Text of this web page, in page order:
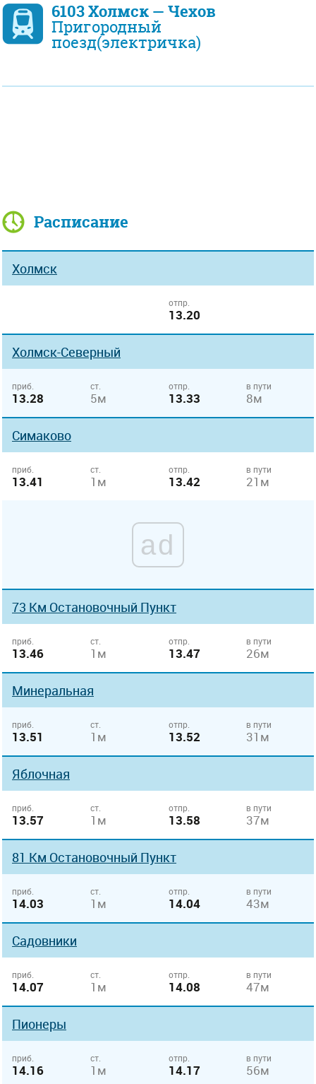
6103 Холмск — Чехов
Пригородный
поезд(электричка)
Расписание
Холмск
отпр.
13.20
Холмск-Северный
приб.
13.28
ст.
5м
отпр.
13.33
в пути
8м
Симаково
приб.
13.41
ст.
1м
отпр.
13.42
в пути
21м
ad
73 Км Остановочный Пункт
приб.
13.46
ст.
1м
отпр.
13.47
в пути
26м
Минеральная
приб.
13.51
ст.
1м
отпр.
13.52
в пути
31м
Яблочная
приб.
13.57
ст.
1м
отпр.
13.58
в пути
37м
81 Км Остановочный Пункт
приб.
14.03
ст.
1м
отпр.
14.04
в пути
43м
Садовники
приб.
14.07
ст.
1м
отпр.
14.08
в пути
47м
Пионеры
приб.
14.16
ст.
1м
отпр.
14.17
в пути
56м